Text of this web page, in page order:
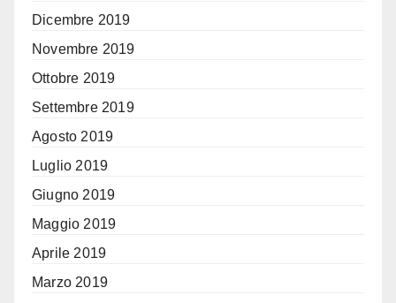
Dicembre 2019
Novembre 2019
Ottobre 2019
Settembre 2019
Agosto 2019
Luglio 2019
Giugno 2019
Maggio 2019
Aprile 2019
Marzo 2019